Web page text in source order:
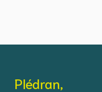
Plédran,